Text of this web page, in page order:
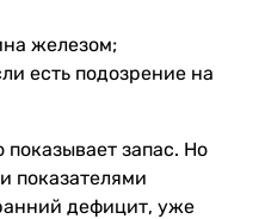
железом;
есть подозрение на
запас. Но
показателями
дефицит, уже